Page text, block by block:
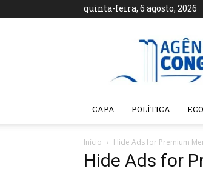
quinta-feira, 6 agosto, 2026
Agência
CAPA POLÍTICA
Início Hide Ads for Premium
Hide Ads for